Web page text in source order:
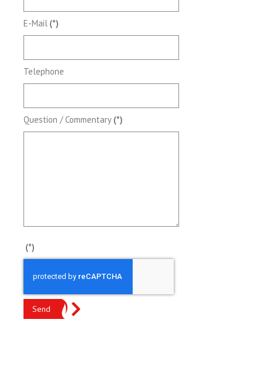
E-Mail (*)
Telephone
Question / Commentary (*)
(*)
Send